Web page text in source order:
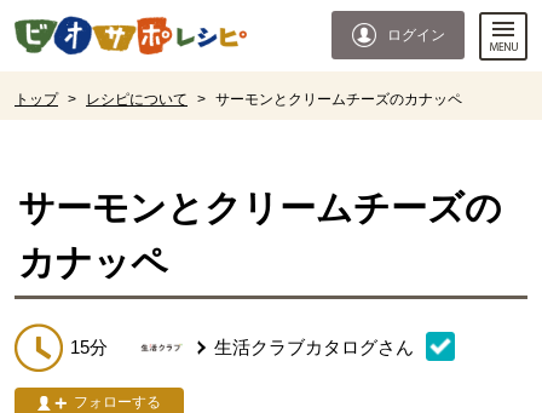
ページの先頭です。
ログイン
トップ > レシピについて > サーモンとクリームチーズのカナッペ
サーモンとクリームチーズの
カナッペ
15分 生活クラブカタログさん
フォローする